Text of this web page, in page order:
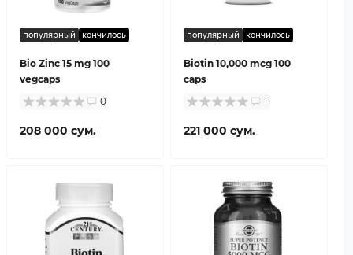
популярный кончилось
Bio Zinc 15 mg 100
vegcaps
0
208 000 сум.
популярный кончилось
Biotin 10,000 mcg 100
caps
1
221 000 сум.